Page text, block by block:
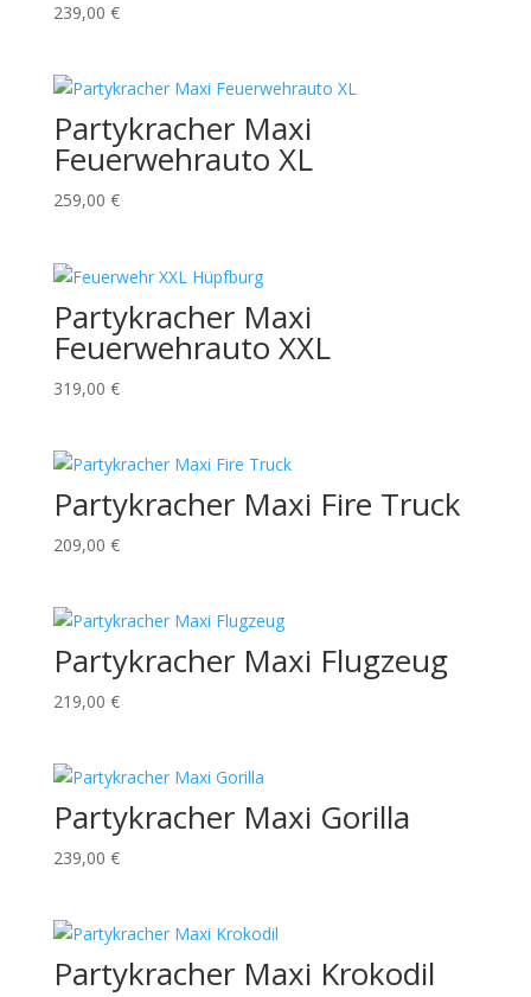
239,00 €
Partykracher Maxi
Feuerwehrauto XL
259,00 €
Partykracher Maxi
Feuerwehrauto XXL
319,00 €
Partykracher Maxi Fire Truck
209,00 €
Partykracher Maxi Flugzeug
219,00 €
Partykracher Maxi Gorilla
239,00 €
Partykracher Maxi Krokodil